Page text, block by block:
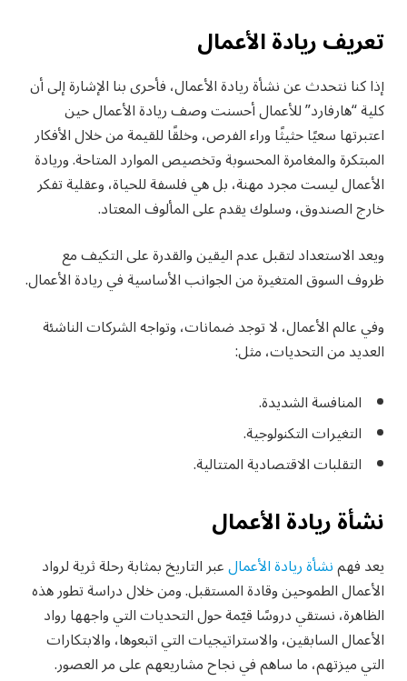
تعريف ريادة الأعمال
إذا كنا نتحدث عن نشأة ريادة الأعمال، فأحرى بنا الإشارة إلى أن
كلية “هارفارد” للأعمال أحسنت وصف ريادة الأعمال حين
اعتبرتها سعيًا حثيثًا وراء الفرص، وخلقًا للقيمة من خلال الأفكار
المبتكرة والمغامرة المحسوبة وتخصيص الموارد المتاحة. وريادة
الأعمال ليست مجرد مهنة، بل هي فلسفة للحياة، وعقلية تفكر
خارج الصندوق، وسلوك يقدم على المألوف المعتاد.
ويعد الاستعداد لتقبل عدم اليقين والقدرة على التكيف مع
ظروف السوق المتغيرة من الجوانب الأساسية في ريادة الأعمال.
وفي عالم الأعمال، لا توجد ضمانات، وتواجه الشركات الناشئة
العديد من التحديات، مثل:
المنافسة الشديدة.
التغيرات التكنولوجية.
التقلبات الاقتصادية المتتالية.
نشأة ريادة الأعمال
يعد فهمنشأة ريادة الأعمالعبر التاريخ بمثابة رحلة ثرية لرواد
الأعمال الطموحين وقادة المستقبل. ومن خلال دراسة تطور هذه
الظاهرة، نستقي دروسًا قيّمة حول التحديات التي واجهها رواد
الأعمال السابقين، والاستراتيجيات التي اتبعوها، والابتكارات
التي ميزتهم، ما ساهم في نجاح مشاريعهم على مر العصور.